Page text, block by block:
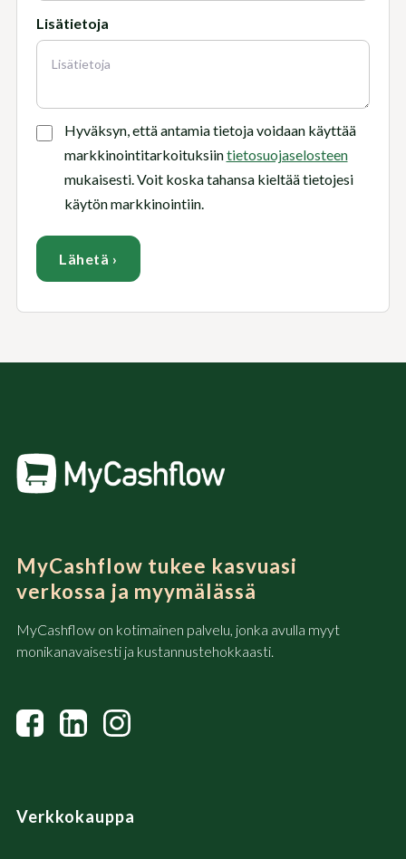
Lisätietoja
Hyväksyn, että antamia tietoja voidaan käyttää
markkinointitarkoituksiintietosuojaselosteen
mukaisesti. Voit koska tahansa kieltää tietojesi
käytön markkinointiin.
MyCashflow tukee kasvuasi
verkossa ja myymälässä
MyCashflow on kotimainen palvelu, jonka avulla myyt
monikanavaisesti ja kustannustehokkaasti.
Verkkokauppa